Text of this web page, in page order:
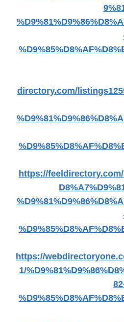
directory.com/
https://
https://
1/